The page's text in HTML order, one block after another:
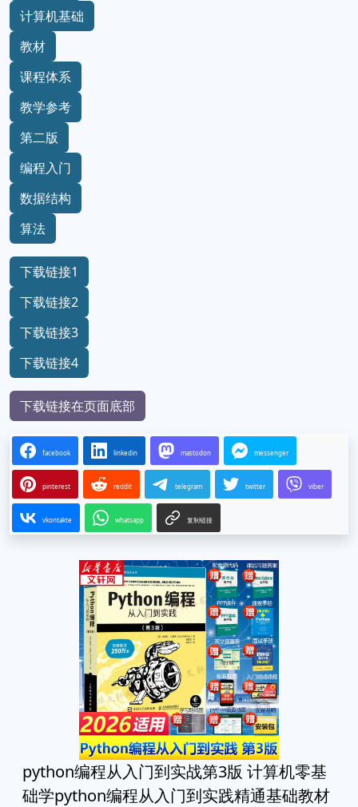
计算机基础
教材
课程体系
教学参考
第二版
编程入门
数据结构
算法
下载链接1
下载链接2
下载链接3
下载链接4
下载链接在页面底部
facebook linkedin mastodon messenger
pinterest reddit telegram twitter viber
vkontakte whatsapp 复制链接
python编程从入门到实战第3版 计算机零基
础学python编程从入门到实践精通基础教材